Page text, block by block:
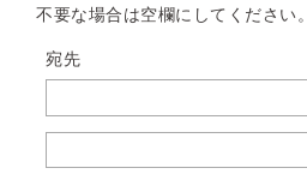
不要な場合は空欄にしてください。
宛先